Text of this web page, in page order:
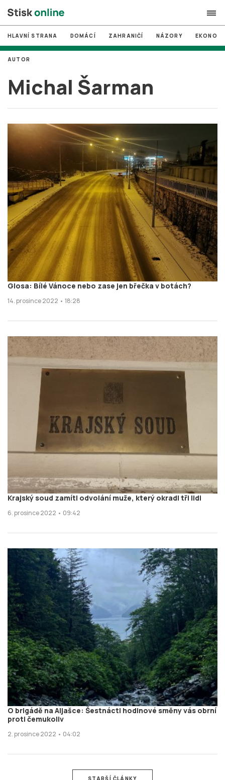
search
# MUNI
# Brno
# volby
login PŘIHLÁSIT SE
Zapomněli jste heslo?
Založit nový účet
HLAVNÍ STRANA DOMÁCÍ ZAHRANIČÍ NÁZORY
Michal Šarman
AUTOR
Glosa: Bílé Vánoce nebo zase jen břečka v botách?
14. prosince 2022 • 18:28
Krajský soud zamítl odvolání muže, který okradl tři lidi
6. prosince 2022 • 09:42
O brigádě na Aljašce: Šestnácti hodinové směny vás obrní
proti čemukoliv
2. prosince 2022 • 04:02
STARŠÍ ČLÁNKY